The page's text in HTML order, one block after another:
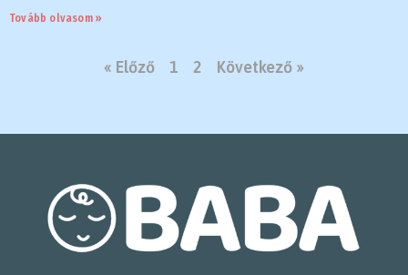
Tovább olvasom »
« Előző 1 2 Következő »